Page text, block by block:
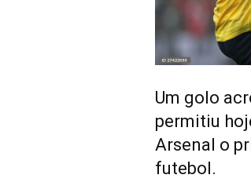
Um golo
permitiu
Arsenal o
futebol.